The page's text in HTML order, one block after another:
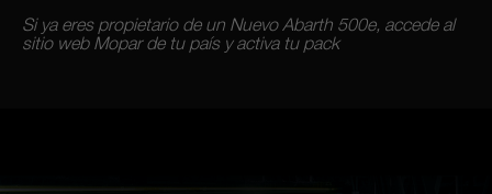
Si ya eres propietario de un Nuevo Abarth 500e, accede al
sitio web Mopar de tu país y activa tu pack